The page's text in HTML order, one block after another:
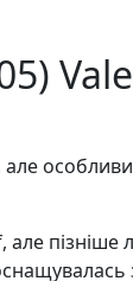
пізніше